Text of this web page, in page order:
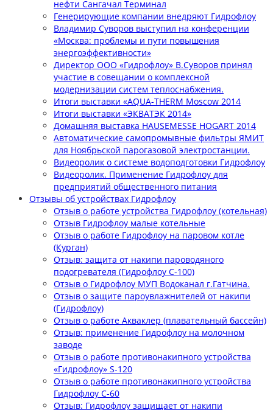
нефти Сангачал Терминал
Генерирующие компании внедряют Гидрофлоу
Владимир Суворов выступил на конференции
«Москва: проблемы и пути повышения
энергоэффективности»
Директор ООО «Гидрофлоу» В.Суворов принял
участие в совещании о комплексной
модернизации систем теплоснабжения.
Итоги выставки «AQUA-THERM Moscow 2014
Итоги выставки «ЭКВАТЭК 2014»
Домашняя выставка HAUSEMESSE HOGART 2014
Автоматические самопромывные фильтры ЯМИТ
для Ноябрьской парогазовой электростанции.
Видеоролик о системе водоподготовки Гидрофлоу
Видеоролик. Применение Гидрофлоу для
предприятий общественного питания
Отзывы об устройствах Гидрофлоу
Отзыв о работе устройства Гидрофлоу (котельная)
Отзыв Гидрофлоу малые котельные
Отзыв о работе Гидрофлоу на паровом котле
(Курган)
Отзыв: защита от накипи пароводяного
подогревателя (Гидрофлоу С-100)
Отзыв о Гидрофлоу МУП Водоканал г.Гатчина.
Отзыв о защите пароувлажнителей от накипи
(Гидрофлоу)
Отзыв о работе Акваклер (плавательный бассейн)
Отзыв: применение Гидрофлоу на молочном
заводе
Отзыв о работе противонакипного устройства
«Гидрофлоу» S-120
Отзыв о работе противонакипного устройства
Гидрофлоу С-60
Отзыв: Гидрофлоу защищает от накипи